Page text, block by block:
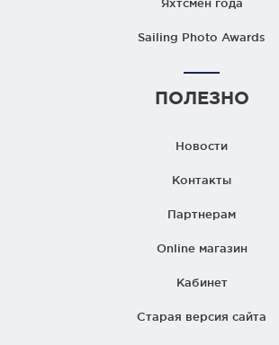
Яхтсмен года
Sailing Photo Awards
ПОЛЕЗНО
Новости
Контакты
Партнерам
Online магазин
Кабинет
Старая версия сайта